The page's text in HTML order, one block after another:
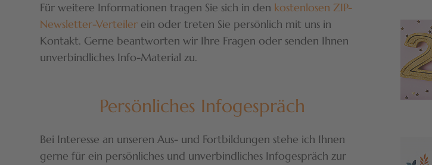
Für weitere Informationen tragen Sie sich in den kostenlosen ZIP-
Newsletter-Verteiler ein oder treten Sie persönlich mit uns in
Kontakt. Gerne beantworten wir Ihre Fragen oder senden Ihnen
unverbindliches Info-Material zu.
Persönliches Infogespräch
Bei Interesse an unseren Aus- und Fortbildungen stehe ich Ihnen
gerne für ein persönliches und unverbindliches Infogespräch zur